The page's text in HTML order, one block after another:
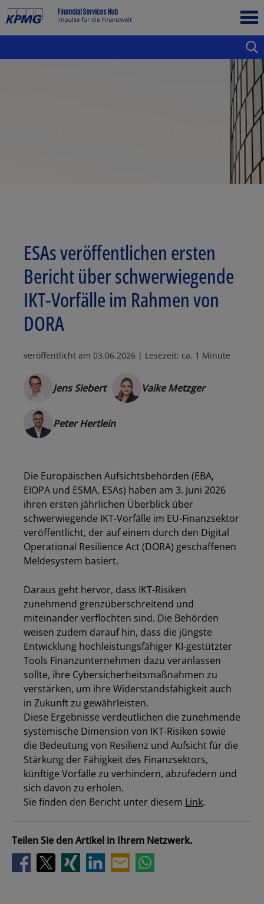
ESAs veröffentlichen ersten
Bericht über schwerwiegende
IKT-Vorfälle im Rahmen von
DORA
veröffentlicht am 03.06.2026 | Lesezeit: ca. 1 Minute
Jens Siebert Vaike Metzger
Peter Hertlein
Die Europäischen Aufsichtsbehörden (EBA,
EIOPA und ESMA, ESAs) haben am 3. Juni 2026
ihren ersten jährlichen Überblick über
schwerwiegende IKT-Vorfälle im EU-Finanzsektor
veröffentlicht, der auf einem durch den Digital
Operational Resilience Act (DORA) geschaffenen
Meldesystem basiert.
Daraus geht hervor, dass IKT-Risiken
zunehmend grenzüberschreitend und
miteinander verflochten sind. Die Behörden
weisen zudem darauf hin, dass die jüngste
Entwicklung hochleistungsfähiger KI-gestützter
Tools Finanzunternehmen dazu veranlassen
sollte, ihre Cybersicherheitsmaßnahmen zu
verstärken, um ihre Widerstandsfähigkeit auch
in Zukunft zu gewährleisten.
Diese Ergebnisse verdeutlichen die zunehmende
systemische Dimension von IKT-Risiken sowie
die Bedeutung von Resilienz und Aufsicht für die
Stärkung der Fähigkeit des Finanzsektors,
künftige Vorfälle zu verhindern, abzufedern und
sich davon zu erholen.
Sie finden den Bericht unter diesem Link.
Teilen Sie den Artikel in Ihrem Netzwerk.
Los